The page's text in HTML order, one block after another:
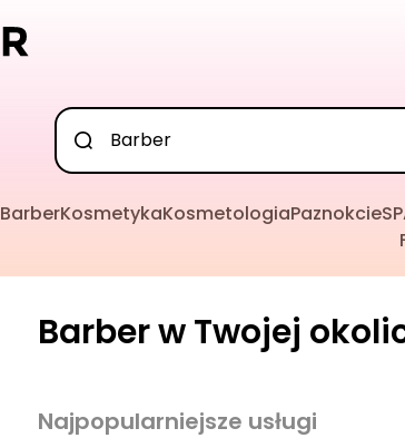
BarberKosmetykaKosmetologiaPaznokcie
Barber w Twojej
Najpopularniejsze usługi